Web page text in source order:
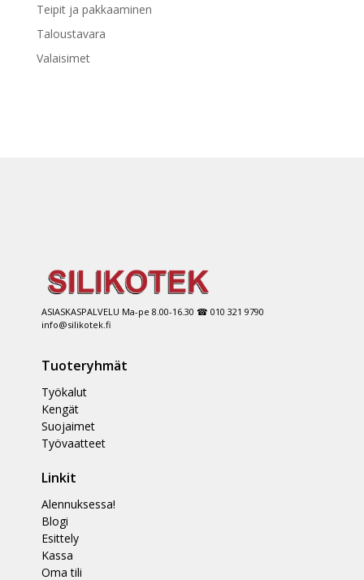
Teipit ja pakkaaminen
Taloustavara
Valaisimet
ASIASKASPALVELU Ma-pe 8.00-16.30 ☎ 010 321 9790
info@silikotek.fi
Tuoteryhmät
Työkalut
Kengät
Suojaimet
Työvaatteet
Linkit
Alennuksessa!
Blogi
Esittely
Kassa
Oma tili